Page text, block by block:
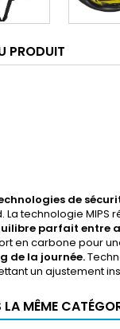
PRODUIT
de
La technologie
parfait entre
en carbone pour
de la journée.
un ajustement
MÊME